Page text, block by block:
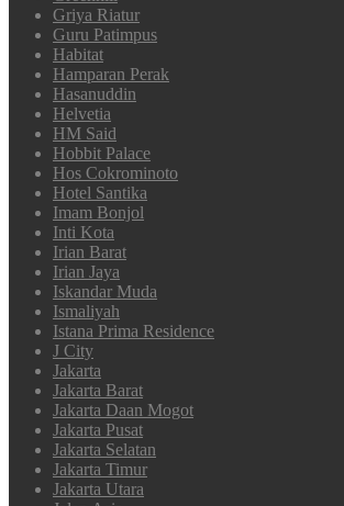
Griya Riatur
Guru Patimpus
Habitat
Hamparan Perak
Hasanuddin
Helvetia
HM Said
Hobbit Palace
Hos Cokrominoto
Hotel Santika
Imam Bonjol
Inti Kota
Irian Barat
Irian Jaya
Iskandar Muda
Ismaliyah
Istana Prima Residence
J City
Jakarta
Jakarta Barat
Jakarta Daan Mogot
Jakarta Pusat
Jakarta Selatan
Jakarta Timur
Jakarta Utara